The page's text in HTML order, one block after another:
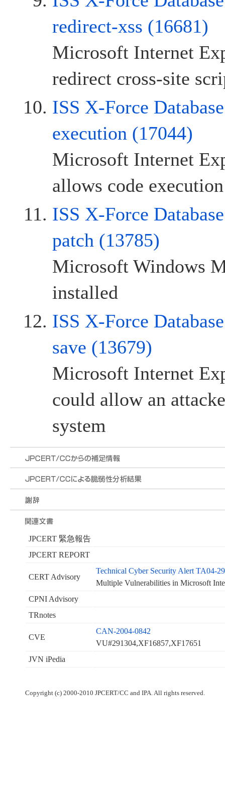
redirect-xss (16681)
Microsoft Internet
redirect cross-site
ISS X-Force
execution (17044)
Microsoft Internet
allows code execution
ISS X-Force
patch (13785)
Microsoft Windows
installed
ISS X-Force
save (13679)
Microsoft Internet
could allow an
system
JPCERT 緊急報告
JPCERT REPORT
CERT Advisory
Technical Cyber Security Alert TA04-
Multiple Vulnerabilities in Microsoft
CPNI Advisory
TRnotes
CVE
CAN-2004-0842
VU#291304,XF16857,XF17651
JVN iPedia
Copyright (c) 2000-2010 JPCERT/CC and IPA. All rights reserved.